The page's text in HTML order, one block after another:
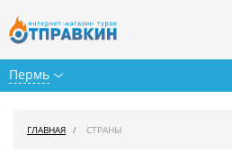
Пермь
ГЛАВНАЯ СТРАНЫ